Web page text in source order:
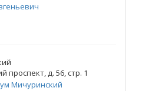
проспект, д. 56, стр. 1